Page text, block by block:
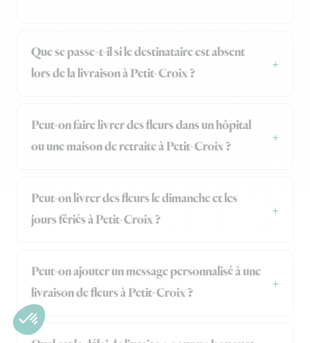
Que se passe-t-il si le destinataire est absent
lors de la livraison à Petit-Croix ?
Peut-on faire livrer des fleurs dans un hôpital
ou une maison de retraite à Petit-Croix ?
Peut-on livrer des fleurs le dimanche et les
jours fériés à Petit-Croix ?
Peut-on ajouter un message personnalisé à une
livraison de fleurs à Petit-Croix ?